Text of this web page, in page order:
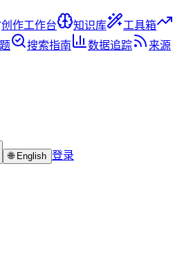
创作工作台 知识库
工具箱
搜索指南 数据追踪
来源
🌐 English 登录